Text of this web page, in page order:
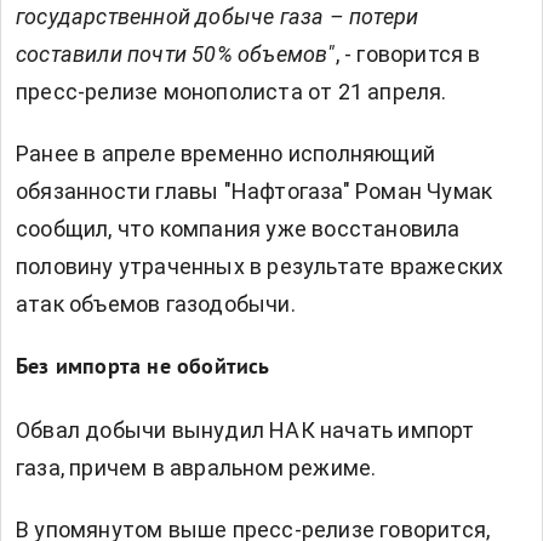
государственной добыче газа – потери
составили почти 50% объемов", - говорится в
пресс-релизе монополиста от 21 апреля.
Ранее в апреле временно исполняющий
обязанности главы "Нафтогаза" Роман Чумак
сообщил, что компания уже восстановила
половину утраченных в результате вражеских
атак объемов газодобычи.
Без импорта не обойтись
Обвал добычи вынудил НАК начать импорт
газа, причем в авральном режиме.
В упомянутом выше пресс-релизе говорится,